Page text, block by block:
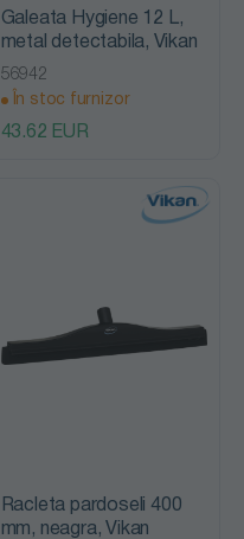
Galeata Hygiene 12 L,
metal detectabila, Vikan
56942
În stoc furnizor
43.62 EUR
Racleta pardoseli 400
mm, neagra, Vikan